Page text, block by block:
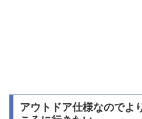
アウトドア仕様なのでよ